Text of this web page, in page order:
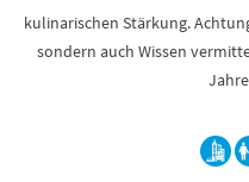
kulinarischen Stärkung.
sondern auch Wissen